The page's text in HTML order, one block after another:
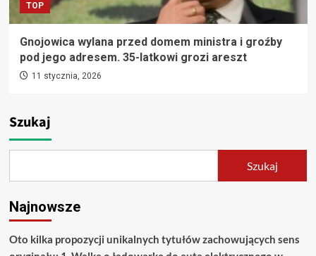
TOP
Gnojowica wylana przed domem ministra i groźby
pod jego adresem. 35-latkowi grozi areszt
11 stycznia, 2026
Szukaj
Szukaj
Najnowsze
Oto kilka propozycji unikalnych tytułów zachowujących sens